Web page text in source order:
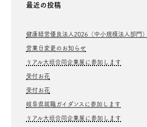
最近の投稿
健康経営優良法人2026（中小規模法人部門
営業日変更のお知らせ
リアル大垣合同企業展に参加します
受付お花
受付お花
岐阜県就職ガイダンスに参加します
リアル大垣合同企業展に参加します